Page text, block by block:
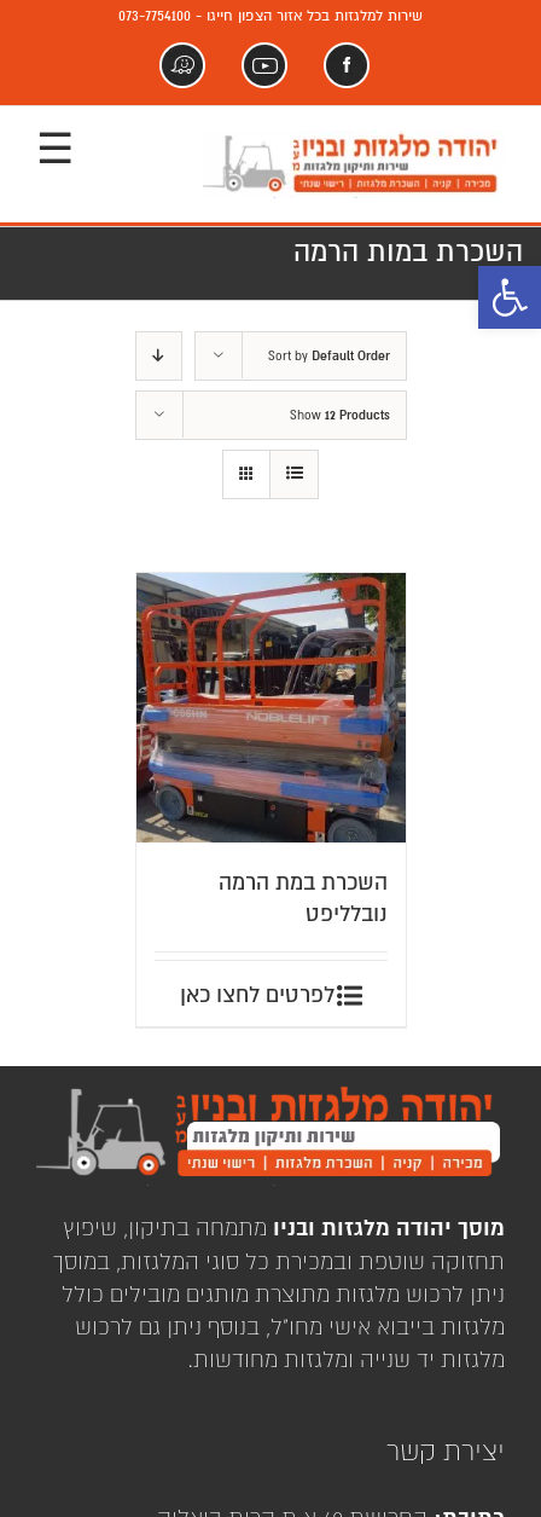
פתח סרגל נגישות
שירות למלגזות בכל אזור הצפון חייגו - 073-7754100
פייסבוקיוטיובוויז
השכרת במות הרמה
Sort by Default Order
Show 12 Products
השכרת במת הרמה
נובלליפט
לפרטים לחצו כאן
מוסך יהודה מלגזות ובניו מתמחה בתיקון, שיפוץ
תחזוקה שוטפת ובמכירת כל סוגי המלגזות, במוסך
ניתן לרכוש מלגזות מתוצרת מותגים מובילים כולל
מלגזות בייבוא אישי מחו"ל, בנוסף ניתן גם לרכוש
מלגזות יד שנייה ומלגזות מחודשות.
יצירת קשר